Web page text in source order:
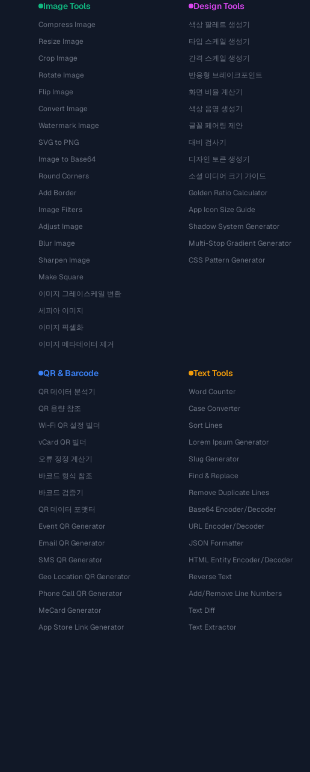
Image Tools
Compress Image
Resize Image
Crop Image
Rotate Image
Flip Image
Convert Image
Watermark Image
SVG to PNG
Image to Base64
Round Corners
Add Border
Image Filters
Adjust Image
Blur Image
Sharpen Image
Make Square
이미지 그레이스케일 변환
세피아 이미지
이미지 픽셀화
이미지 메타데이터 제거
Design Tools
색상 팔레트 생성기
타입 스케일 생성기
간격 스케일 생성기
반응형 브레이크포인트
화면 비율 계산기
색상 음영 생성기
글꼴 페어링 제안
대비 검사기
디자인 토큰 생성기
소셜 미디어 크기 가이드
Golden Ratio Calculator
App Icon Size Guide
Shadow System Generator
Multi-Stop Gradient Generator
CSS Pattern Generator
QR & Barcode
QR 데이터 분석기
QR 용량 참조
Wi-Fi QR 설정 빌더
vCard QR 빌더
오류 정정 계산기
바코드 형식 참조
바코드 검증기
QR 데이터 포맷터
Event QR Generator
Email QR Generator
SMS QR Generator
Geo Location QR Generator
Phone Call QR Generator
MeCard Generator
App Store Link Generator
Text Tools
Word Counter
Case Converter
Sort Lines
Lorem Ipsum Generator
Slug Generator
Find & Replace
Remove Duplicate Lines
Base64 Encoder/Decoder
URL Encoder/Decoder
JSON Formatter
HTML Entity Encoder/Decoder
Reverse Text
Add/Remove Line Numbers
Text Diff
Text Extractor